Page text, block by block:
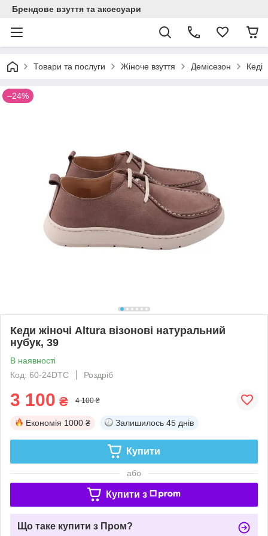
Брендове взуття та аксесуари
Товари та послуги Жіноче взуття Демісезон Кеді
–24%
Кеди жіночі Altura візонові натуральний
нубук, 39
В наявності
Код: 60-24DTC
Роздріб
3 100 ₴ 4 100 ₴
Економія 1000 ₴ Залишилось 45 днів
Купити
або
Купити з
Що таке купити з Пром?